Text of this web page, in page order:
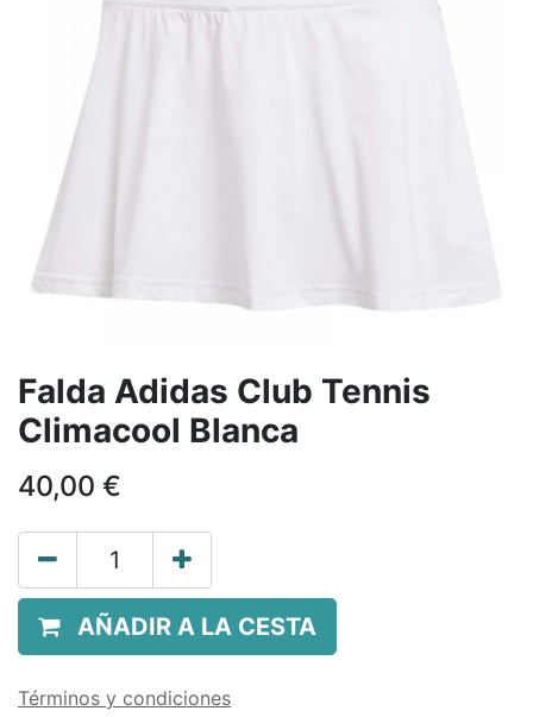
Falda Adidas Club Tennis
Climacool Blanca
40,00 €
AÑADIR A LA CESTA
Términos y condiciones